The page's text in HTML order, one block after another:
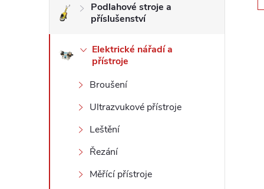
p
Podlahové stroje a
příslušenství
Elektrické nářadí a
přístroje
Broušení
Ultrazvukové přístroje
Leštění
Řezání
Měřící přístroje